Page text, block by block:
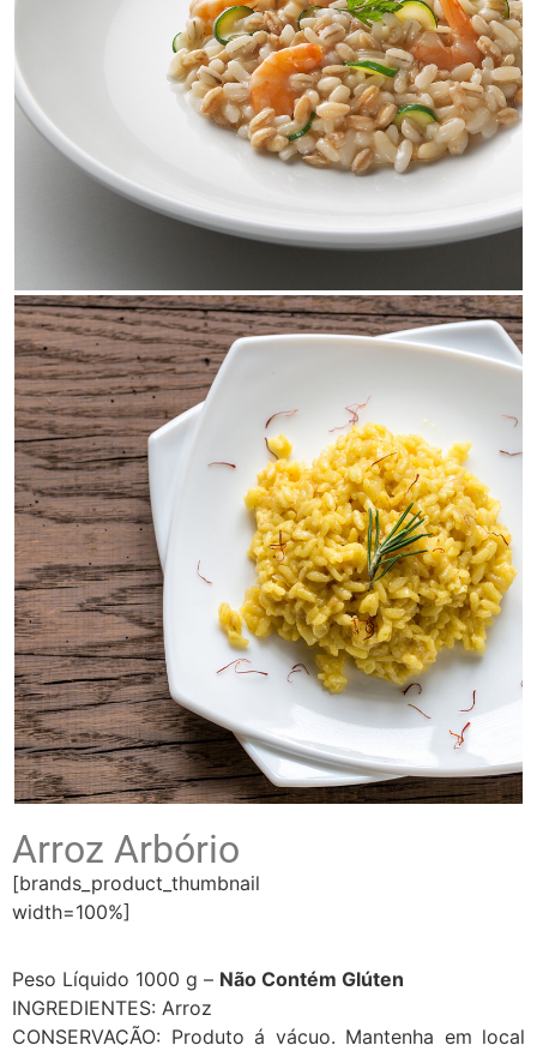
Arroz Arbório
[brands_product_thumbnail
width=100%]
Peso Líquido 1000 g – Não Contém Glúten
INGREDIENTES: Arroz
CONSERVAÇÃO: Produto á vácuo. Mantenha em local